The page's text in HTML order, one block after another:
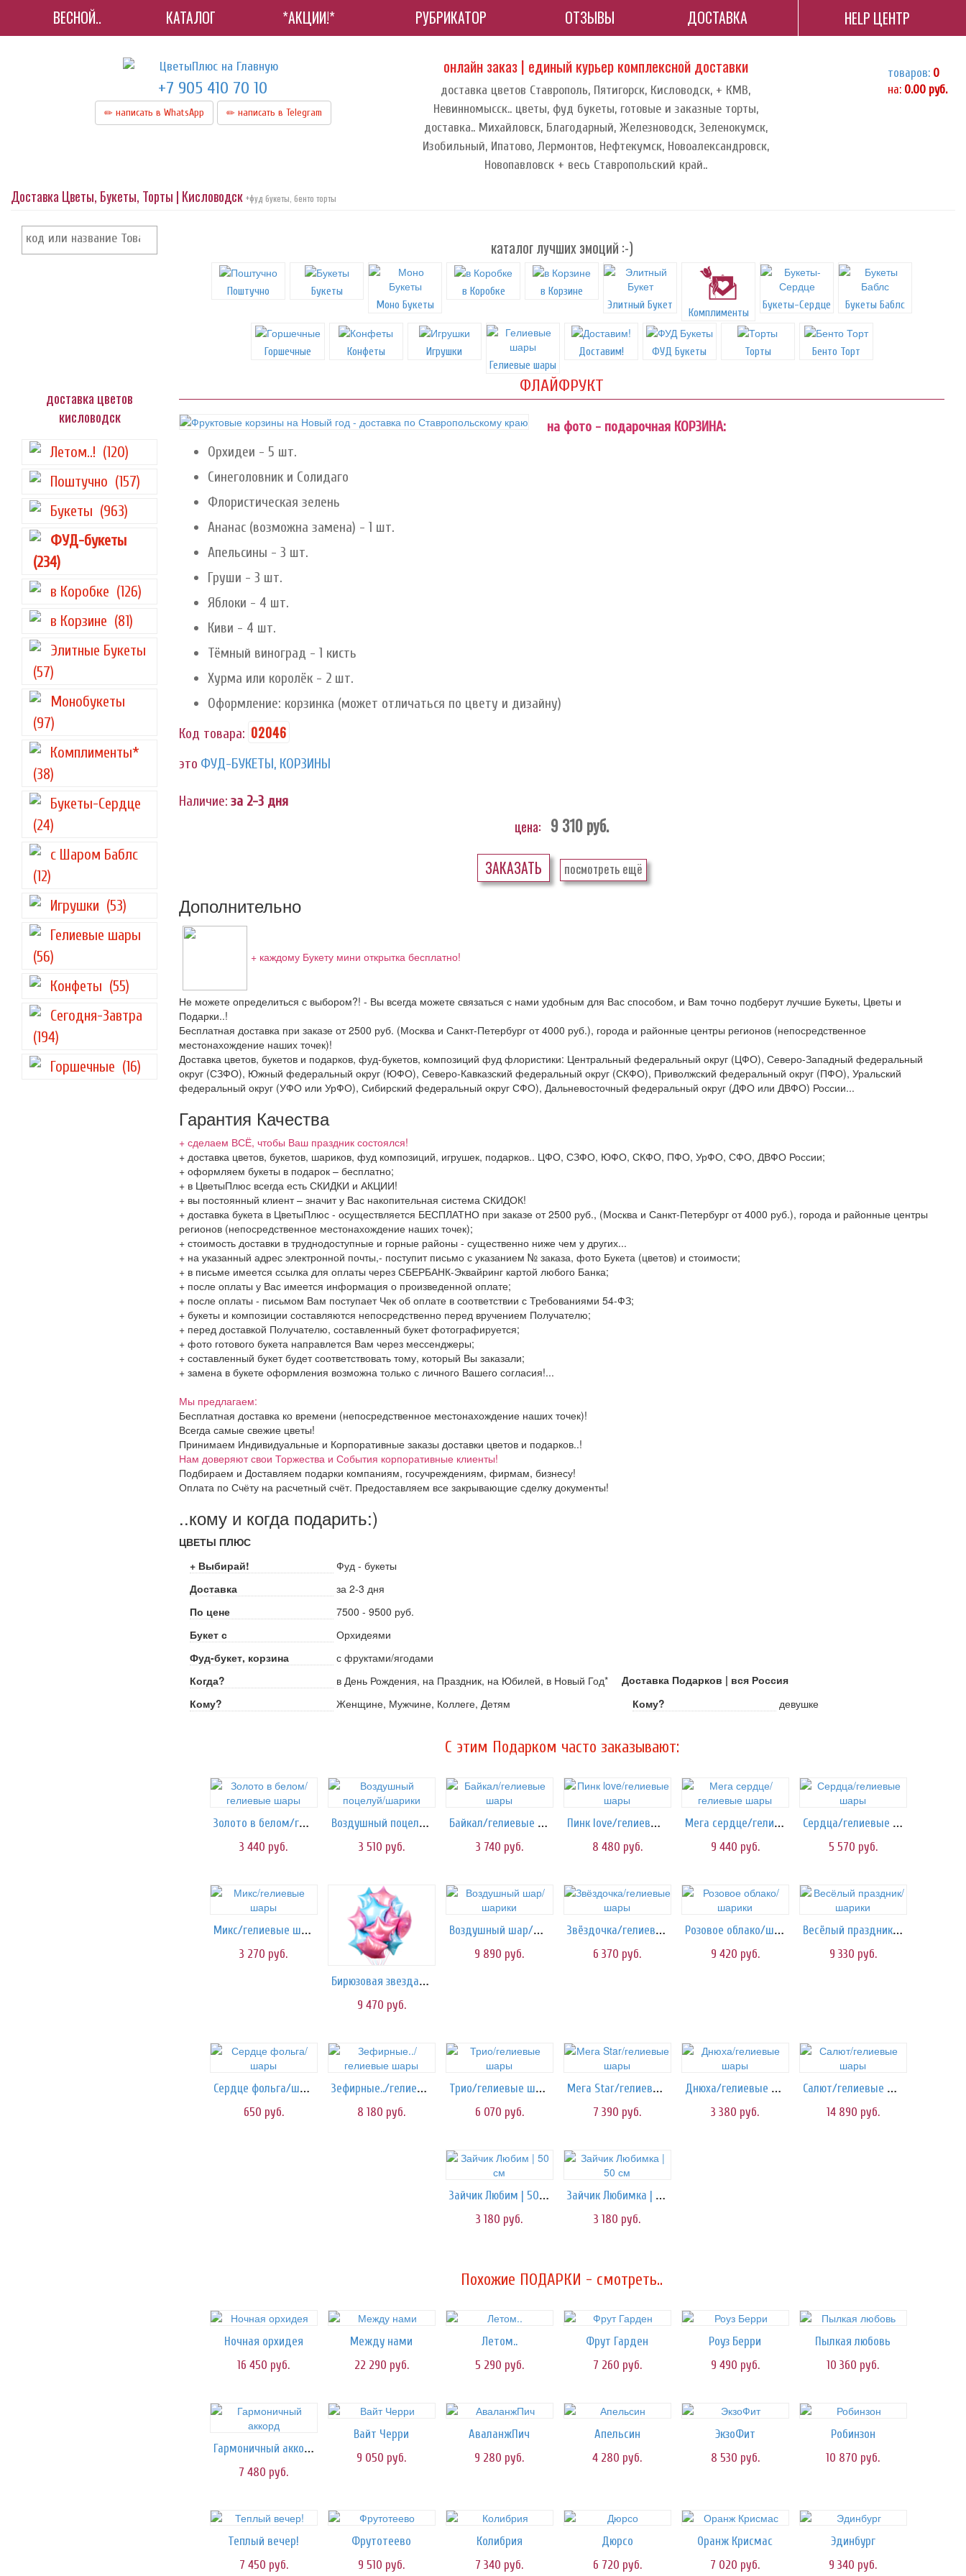
ВЕСНОЙ.. КАТАЛОГ *АКЦИИ!* РУБРИКАТОР ОТЗЫВЫ ДОСТАВКА HELP ЦЕНТР
+7 905 410 70 10
написать в WhatsApp написать в Telegram
онлайн заказ | единый курьер комплексной доставки
доставка цветов Ставрополь, Пятигорск, Кисловодск, + КМВ,
Невинномысск.. цветы, фуд букеты, готовые и заказные торты,
доставка.. Михайловск, Благодарный, Железноводск, Зеленокумск,
Изобильный, Ипатово, Лермонтов, Нефтекумск, Новоалександровск,
Новопавловск + весь Ставропольский край..
товаров: 0
на: 0.00 руб.
Доставка Цветы, Букеты, Торты | Кисловодск +фуд букеты, бенто торты
каталог лучших эмоций :-)
Поштучно
Букеты
Моно Букеты
в Коробке
в Корзине
Элитный Букет
Комплименты
Букеты-Сердце Букеты Баблс
Горшечные Конфеты
Игрушки
Гелиевые шары
Доставим! ФУД Букеты Торты Бенто Торт
доставка цветов
кисловодск
Летом..! (120)
Поштучно (157)
Букеты (963)
ФУД-букеты
(234)
в Коробке (126)
в Корзине (81)
Элитные Букеты
(57)
Монобукеты
(97)
Комплименты*
(38)
Букеты-Сердце
(24)
с Шаром Баблс
(12)
Игрушки (53)
Гелиевые шары
(56)
Конфеты (55)
Сегодня-Завтра
(194)
Горшечные (16)
ФЛАЙФРУКТ
на фото - подарочная КОРЗИНА:
Орхидеи - 5 шт.
Синеголовник и Солидаго
Флористическая зелень
Ананас (возможна замена) - 1 шт.
Апельсины - 3 шт.
Груши - 3 шт.
Яблоки - 4 шт.
Киви - 4 шт.
Тёмный виноград - 1 кисть
Хурма или королёк - 2 шт.
Оформление: корзинка (может отличаться по цвету и дизайну)
Код товара: 02046
это ФУД-БУКЕТЫ, КОРЗИНЫ
Наличие: за 2-3 дня
цена: 9 310руб.
ЗАКАЗАТЬ посмотреть ещё
Дополнительно
+ каждому Букету мини открытка бесплатно!
Не можете определиться с выбором?! - Вы всегда можете связаться с нами удобным для Вас способом, и Вам точно подберут лучшие Букеты, Цветы и
Подарки..!
Бесплатная доставка при заказе от 2500 руб. (Москва и Санкт-Петербург от 4000 руб.), города и районные центры регионов (непосредственное
местонахождение наших точек)!
Доставка цветов, букетов и подарков, фуд-букетов, композиций фуд флористики: Центральный федеральный округ (ЦФО), Северо-Западный федеральный
округ (СЗФО), Южный федеральный округ (ЮФО), Северо-Кавказский федеральный округ (СКФО), Приволжский федеральный округ (ПФО), Уральский
федеральный округ (УФО или УрФО), Сибирский федеральный округ СФО), Дальневосточный федеральный округ (ДФО или ДВФО) России...
Гарантия Качества
+ сделаем ВСЁ, чтобы Ваш праздник состоялся!
+ доставка цветов, букетов, шариков, фуд композиций, игрушек, подарков.. ЦФО, СЗФО, ЮФО, СКФО, ПФО, УрФО, СФО, ДВФО России;
+ оформляем букеты в подарок – бесплатно;
+ в ЦветыПлюс всегда есть СКИДКИ и АКЦИИ!
+ вы постоянный клиент – значит у Вас накопительная система СКИДОК!
+ доставка букета в ЦветыПлюс - осуществляется БЕСПЛАТНО при заказе от 2500 руб., (Москва и Санкт-Петербург от 4000 руб.), города и районные центры
регионов (непосредственное местонахождение наших точек);
+ стоимость доставки в труднодоступные и горные районы - существенно ниже чем у других...
+ на указанный адрес электронной почты,- поступит письмо с указанием № заказа, фото Букета (цветов) и стоимости;
+ в письме имеется ссылка для оплаты через СБЕРБАНК-Эквайринг картой любого Банка;
+ после оплаты у Вас имеется информация о произведенной оплате;
+ после оплаты - письмом Вам поступает Чек об оплате в соответствии с Требованиями 54-ФЗ;
+ букеты и композиции составляются непосредственно перед вручением Получателю;
+ перед доставкой Получателю, составленный букет фотографируется;
+ фото готового букета направлется Вам через мессенджеры;
+ составленный букет будет соответствовать тому, который Вы заказали;
+ замена в букете оформления возможна только с личного Вашего согласия!...
Мы предлагаем:
Бесплатная доставка ко времени (непосредственное местонахождение наших точек)!
Всегда самые свежие цветы!
Принимаем Индивидуальные и Корпоративные заказы доставки цветов и подарков..!
Нам доверяют свои Торжества и События корпоративные клиенты!
Подбираем и Доставляем подарки компаниям, госучреждениям, фирмам, бизнесу!
Оплата по Счёту на расчетный счёт. Предоставляем все закрывающие сделку документы!
..кому и когда подарить:)
ЦВЕТЫ ПЛЮС
+ Выбирай!
Фуд - букеты
Доставка
за 2-3 дня
По цене
7500 - 9500 руб.
Букет с
Орхидеями
Фуд-букет, корзина
с фруктами/ягодами
Когда?
в День Рождения, на Праздник, на Юбилей, в Новый Год*
Кому?
Женщине, Мужчине, Коллеге, Детям
Доставка Подарков | вся Россия
Кому?
девушке
C этим Подарком часто заказывают:
Золото в белом/гелиевые шары
3 440 руб.
Воздушный поцелуй/шарики
3 510 руб.
Байкал/гелиевые шары
3 740 руб.
Пинк love/гелиевые шары
8 480 руб.
Мега сердце/гелиевые шары
9 440 руб.
Сердца/гелиевые шары
5 570 руб.
Микс/гелиевые шары
3 270 руб.
Бирюзовая звезда/шары
9 470 руб.
Воздушный шар/шарики
9 890 руб.
Звёздочка/гелиевые шары
6 370 руб.
Розовое облако/шарики
9 420 руб.
Весёлый праздник/шарики
9 330 руб.
Сердце фольга/шары
650 руб.
Зефирные../гелиевые шары
8 180 руб.
Трио/гелиевые шары
6 070 руб.
Мега Star/гелиевые шары
7 390 руб.
Днюха/гелиевые шары
3 380 руб.
Салют/гелиевые шары
14 890 руб.
Зайчик Любим | 50 см
3 180 руб.
Зайчик Любимка | 50 см
3 180 руб.
Похожие ПОДАРКИ - смотреть..
Ночная орхидея
16 450 руб.
Между нами
22 290 руб.
Летом..
5 290 руб.
Фрут Гарден
7 260 руб.
Роуз Берри
9 490 руб.
Пылкая любовь
10 360 руб.
Гармоничный аккорд
7 480 руб.
Вайт Черри
9 050 руб.
АваланжПич
9 280 руб.
Апельсин
4 280 руб.
ЭкзоФит
8 530 руб.
Робинзон
10 870 руб.
Теплый вечер!
7 450 руб.
Фрутотеево
9 510 руб.
Колибрия
7 340 руб.
Дюрсо
6 720 руб.
Оранж Крисмас
7 020 руб.
Эдинбург
9 340 руб.